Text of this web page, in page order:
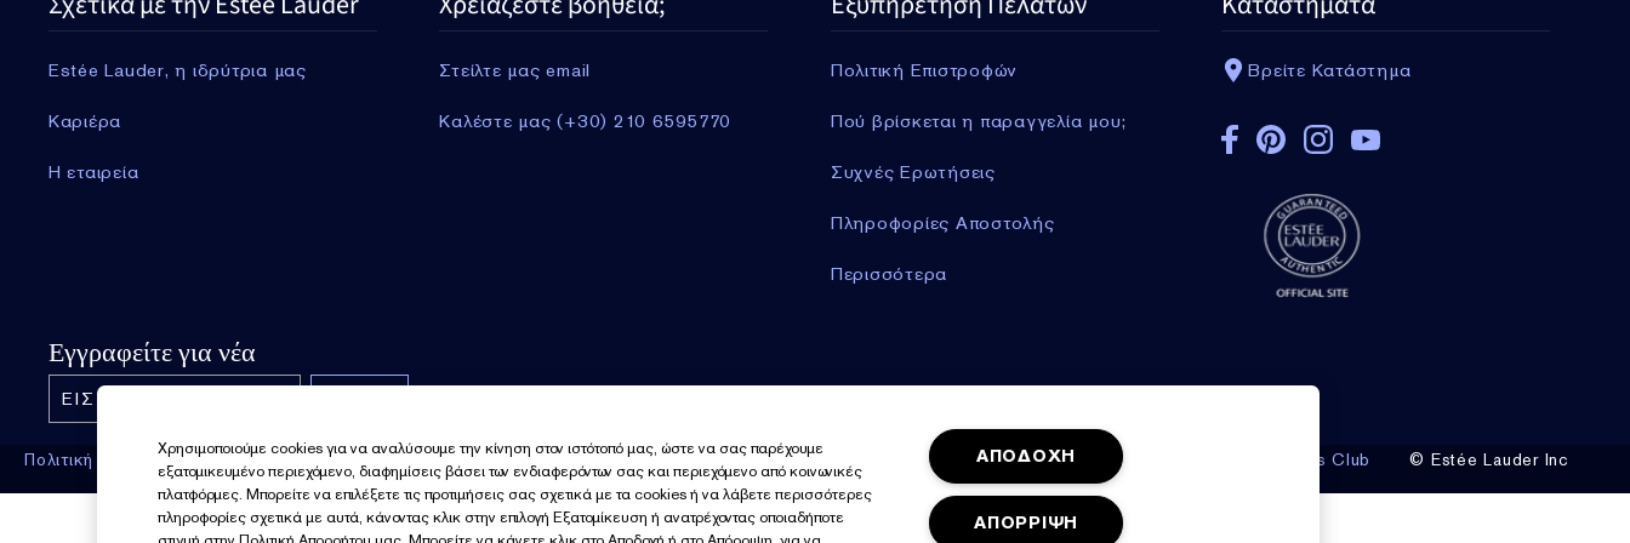
Estée Lauder, η ιδρύτρια μας
Καριέρα
Η εταιρεία
Στείλτε μας email
Καλέστε μας (+30) 210 6595770
Πολιτική Επιστροφών
Πού βρίσκεται η παραγγελία μου;
Συχνές Ερωτήσεις
Πληροφορίες Αποστολής
Περισσότερα
Βρείτε Κατάστημα
Εγγραφείτε για νέα
Πολιτική Απορρήτου Όροι και Προϋποθέσεις Όροι Πώλησης Διαχειριστείτε τα Cookies του Ιστοτόπου Όροι και Προϋποθέσεις του Privileges Club © Estée Lauder Inc
Χρησιμοποιούμε cookies για να αναλύσουμε την κίνηση στον ιστότοπό μας, ώστε να σας παρέχουμε
εξατομικευμένο περιεχόμενο, διαφημίσεις βάσει των ενδιαφερόντων σας και περιεχόμενο από κοινωνικές
πλατφόρμες. Μπορείτε να επιλέξετε τις προτιμήσεις σας σχετικά με τα cookies ή να λάβετε περισσότερες
πληροφορίες σχετικά με αυτά, κάνοντας κλικ στην επιλογή Εξατομίκευση ή ανατρέχοντας οποιαδήποτε
ΑΠΟΔΟΧΗ
ΑΠΟΡΡΙΨΗ